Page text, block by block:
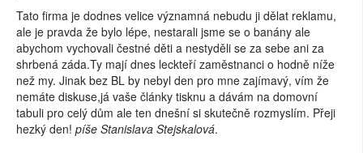
Tato firma je dodnes velice významná nebudu ji dělat reklamu,
ale je pravda že bylo lépe, nestarali jsme se o banány ale
abychom vychovali čestné děti a nestyděli se za sebe ani za
shrbená záda.Ty mají dnes leckteří zaměstnanci o hodně níže
než my. Jinak bez BL by nebyl den pro mne zajímavý, vím že
nemáte diskuse,já vaše články tisknu a dávám na domovní
tabuli pro celý dům ale ten dnešní si skutečně rozmyslím. Přeji
hezký den! píše Stanislava Stejskalová.